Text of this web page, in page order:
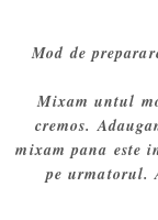
Mod de
Mixam untul
cremos.
mixam pana este
pe urmatorul.